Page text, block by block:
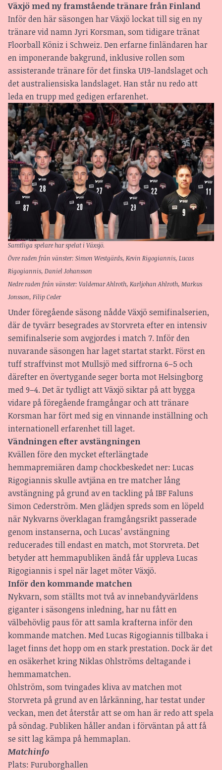
Växjö med ny framstående tränare från Finland
Inför den här säsongen har Växjö lockat till sig en ny
tränare vid namn Jyri Korsman, som tidigare tränat
Floorball Köniz i Schweiz. Den erfarne finländaren har
en imponerande bakgrund, inklusive rollen som
assisterande tränare för det finska U19-landslaget och
det australiensiska landslaget. Han står nu redo att
leda en trupp med gedigen erfarenhet.
Samtliga spelare har spelat i Växsjö.
Övre raden från vänster: Simon Westgärds, Kevin Rigogiannis, Lucas
Rigogiannis, Daniel Johansson
Nedre raden från vänster: Valdemar Ahlroth, Karljohan Ahlroth, Markus
Jonsson, Filip Ceder
Under föregående säsong nådde Växjö semifinalserien,
där de tyvärr besegrades av Storvreta efter en intensiv
semifinalserie som avgjordes i match 7. Inför den
nuvarande säsongen har laget startat starkt. Först en
tuff straffvinst mot Mullsjö med siffrorna 6–5 och
därefter en övertygande seger borta mot Helsingborg
med 9–4. Det är tydligt att Växjö siktar på att bygga
vidare på föregående framgångar och att tränare
Korsman har fört med sig en vinnande inställning och
internationell erfarenhet till laget.
Vändningen efter avstängningen
Kvällen före den mycket efterlängtade
hemmapremiären damp chockbeskedet ner: Lucas
Rigogiannis skulle avtjäna en tre matcher lång
avstängning på grund av en tackling på IBF Faluns
Simon Cederström. Men glädjen spreds som en löpeld
när Nykvarns överklagan framgångsrikt passerade
genom instanserna, och Lucas’ avstängning
reducerades till endast en match, mot Storvreta. Det
betyder att hemmapubliken ändå får uppleva Lucas
Rigogiannis i spel när laget möter Växjö.
Inför den kommande matchen
Nykvarn, som ställts mot två av innebandyvärldens
giganter i säsongens inledning, har nu fått en
välbehövlig paus för att samla krafterna inför den
kommande matchen. Med Lucas Rigogiannis tillbaka i
laget finns det hopp om en stark prestation. Dock är det
en osäkerhet kring Niklas Ohlströms deltagande i
hemmamatchen.
Ohlström, som tvingades kliva av matchen mot
Storvreta på grund av en lårkänning, har testat under
veckan, men det återstår att se om han är redo att spela
på söndag. Publiken håller andan i förväntan på att få
se sitt lag kämpa på hemmaplan.
Matchinfo
Plats: Furuborghallen